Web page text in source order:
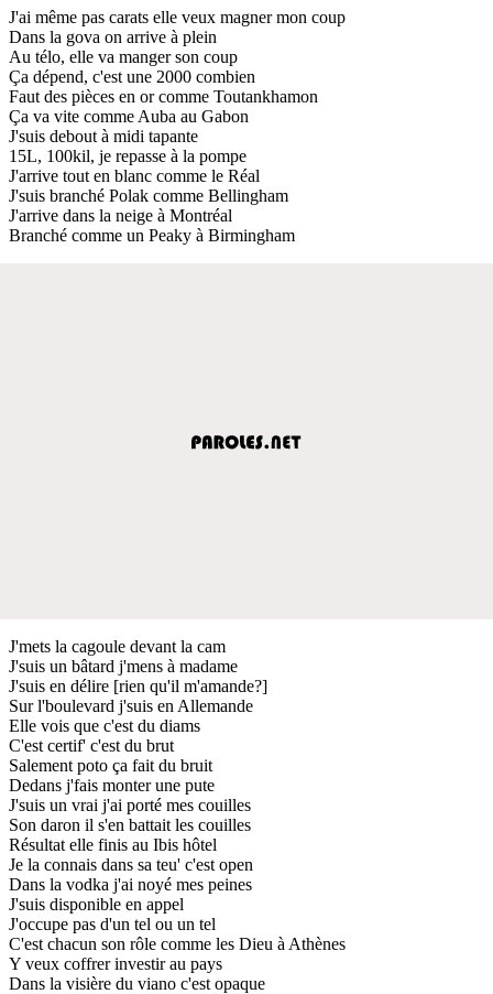
J'ai même pas carats elle veux magner mon coup
Dans la gova on arrive à plein
Au télo, elle va manger son coup
Ça dépend, c'est une 2000 combien
Faut des pièces en or comme Toutankhamon
Ça va vite comme Auba au Gabon
J'suis debout à midi tapante
15L, 100kil, je repasse à la pompe
J'arrive tout en blanc comme le Réal
J'suis branché Polak comme Bellingham
J'arrive dans la neige à Montréal
Branché comme un Peaky à Birmingham
J'mets la cagoule devant la cam
J'suis un bâtard j'mens à madame
J'suis en délire [rien qu'il m'amande?]
Sur l'boulevard j'suis en Allemande
Elle vois que c'est du diams
C'est certif' c'est du brut
Salement poto ça fait du bruit
Dedans j'fais monter une pute
J'suis un vrai j'ai porté mes couilles
Son daron il s'en battait les couilles
Résultat elle finis au Ibis hôtel
Je la connais dans sa teu' c'est open
Dans la vodka j'ai noyé mes peines
J'suis disponible en appel
J'occupe pas d'un tel ou un tel
C'est chacun son rôle comme les Dieu à Athènes
Y veux coffrer investir au pays
Dans la visière du viano c'est opaque